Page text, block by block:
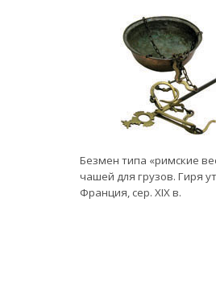
Безмен типа «римские
чашей для грузов. Гиря
Франция, сер. ХIХ в.